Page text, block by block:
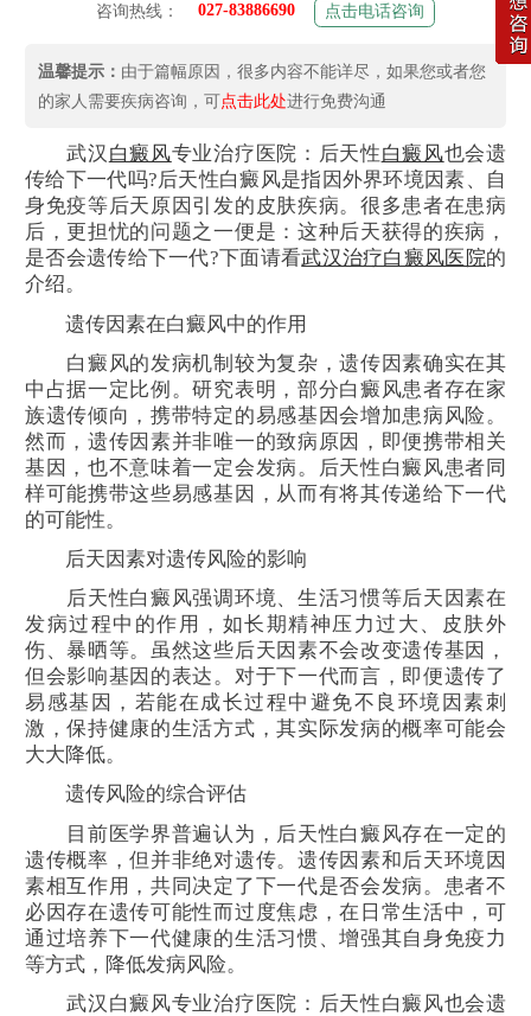
咨询热线： 027-83886690 点击电话咨询
温馨提示： 由于篇幅原因，很多内容不能详尽，如果您或者您
的家人需要疾病咨询，可点击此处进行免费沟通
武汉 白癜风专业治疗医院：后天性白癜风也会遗
传给下一代吗?后天性白癜风是指因外界环境因素、自
身免疫等后天原因引发的皮肤疾病。很多患者在患病
后，更担忧的问题之一便是：这种后天获得的疾病，
是否会遗传给下一代?下面请看武汉治疗白癜风医院的
介绍。
遗传因素在白癜风中的作用
白癜风的发病机制较为复杂，遗传因素确实在其
中占据一定比例。研究表明，部分白癜风患者存在家
族遗传倾向，携带特定的易感基因会增加患病风险。
然而，遗传因素并非唯一的致病原因，即便携带相关
基因，也不意味着一定会发病。后天性白癜风患者同
样可能携带这些易感基因，从而有将其传递给下一代
的可能性。
后天因素对遗传风险的影响
后天性白癜风强调环境、生活习惯等后天因素在
发病过程中的作用，如长期精神压力过大、皮肤外
伤、暴晒等。虽然这些后天因素不会改变遗传基因，
但会影响基因的表达。对于下一代而言，即便遗传了
易感基因，若能在成长过程中避免不良环境因素刺
激，保持健康的生活方式，其实际发病的概率可能会
大大降低。
遗传风险的综合评估
目前医学界普遍认为，后天性白癜风存在一定的
遗传概率，但并非绝对遗传。遗传因素和后天环境因
素相互作用，共同决定了下一代是否会发病。患者不
必因存在遗传可能性而过度焦虑，在日常生活中，可
通过培养下一代健康的生活习惯、增强其自身免疫力
等方式，降低发病风险。
武汉白癜风专业治疗医院：后天性白癜风也会遗